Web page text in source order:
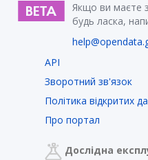
Якщо ви маєте
будь ласка,
API
Зворотний зв'язок
Політика відкритих
Про портал
Дослідна